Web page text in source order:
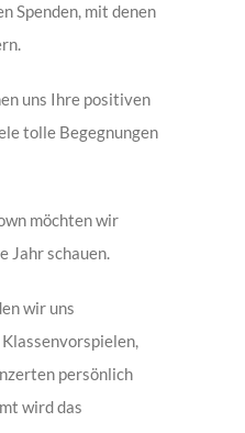
Spenden, mit denen
uns Ihre positiven
tolle Begegnungen
möchten wir
Jahr schauen.
wir uns
persönlich
wird das